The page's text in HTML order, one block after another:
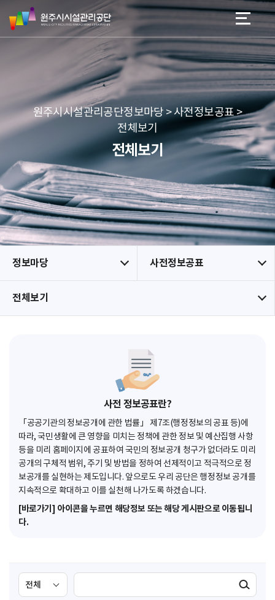
네
본문 바로가기
메뉴 바로가기
원
주
시
리
공
단
원주시시설관리공단정보마당 > 사전정보공표 >
전체보기
전체보기
정보마당 사전정보공표
전체보기
사전 정보공표란?
「공공기관의 정보공개에 관한 법률」 제7조(행정정보의 공표 등)에
따라, 국민생활에 큰 영향을 미치는 정책에 관한 정보 및 예산집행 사항
등을 미리 홈페이지에 공표하여 국민의 정보공개 청구가 없더라도 미리
공개의 구체적 범위, 주기 및 방법을 정하여 선제적이고 적극적으로 정
보공개를 실현하는 제도입니다. 앞으로도 우리 공단은 행정정보 공개를
지속적으로 확대하고 이를 실천해 나가도록 하겠습니다.
[바로가기] 아이콘을 누르면 해당정보 또는 해당 게시판으로 이동됩니
다.
검
색
색
검색실행